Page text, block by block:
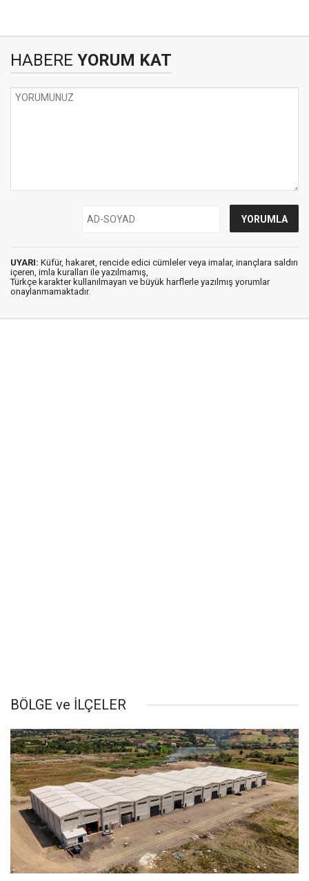
HABERE YORUM KAT
UYARI: Küfür, hakaret, rencide edici cümleler veya imalar, inançlara saldırı
içeren, imla kuralları ile yazılmamış,
Türkçe karakter kullanılmayan ve büyük harflerle yazılmış yorumlar
onaylanmamaktadır.
BÖLGE ve İLÇELER